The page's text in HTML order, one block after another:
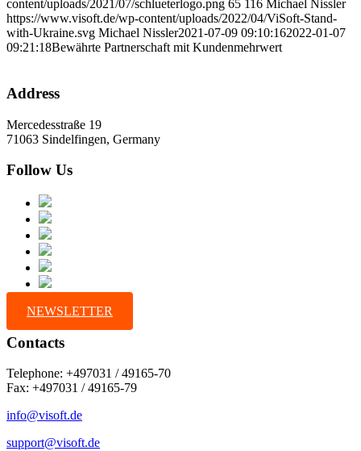
content/uploads/2021/07/schlueterlogo.png 65 116 Michael Nissler
https://www.visoft.de/wp-content/uploads/2022/04/ViSoft-Stand-
with-Ukraine.svg Michael Nissler2021-07-09 09:10:162022-01-07
09:21:18Bewährte Partnerschaft mit Kundenmehrwert
Address
Mercedesstraße 19
71063 Sindelfingen, Germany
Follow Us
NEWSLETTER
Contacts
Telephone: +497031 / 49165-70
Fax: +497031 / 49165-79
info@visoft.de
support@visoft.de